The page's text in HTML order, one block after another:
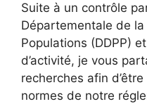
Suite à un contrôle
Départementale de
Populations (DDPP)
d’activité, je vous
recherches afin
normes de notre